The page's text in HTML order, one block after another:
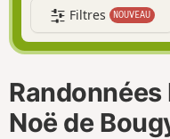
Filtres NOUVEAU
Randonnées
Noë de